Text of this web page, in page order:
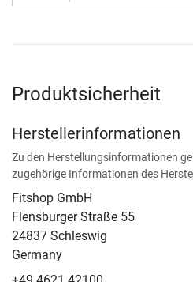
Produktsicherheit
Herstellerinformationen
Zu den Herstellungsinformationen
zugehörige Informationen des
Fitshop GmbH
Flensburger Straße 55
24837 Schleswig
Germany